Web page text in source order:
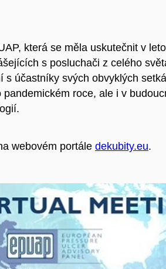
která se měla uskutečnit v
s posluchači z celého
s účastníky svých obvyklých
roce, ale i v
webovém portále dekubity.eu.